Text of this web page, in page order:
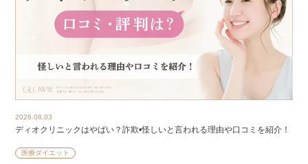
2026.08.03
ディオクリニックはやばい？詐欺•怪しいと言われる理由や口コミを紹介！
医療ダイエット